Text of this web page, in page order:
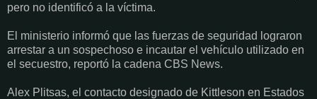
pero no identificó a la víctima.
El ministerio informó que las fuerzas de seguridad lograron
arrestar a un sospechoso e incautar el vehículo utilizado en
el secuestro, reportó la cadena CBS News.
Alex Plitsas, el contacto designado de Kittleson en Estados